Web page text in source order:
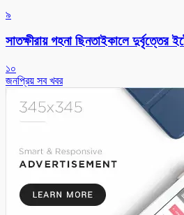
৯
সাতক্ষীরায় গহনা ছিনতাইকালে দুর্বৃত্তের
১০
জনপ্রিয় সব খবর